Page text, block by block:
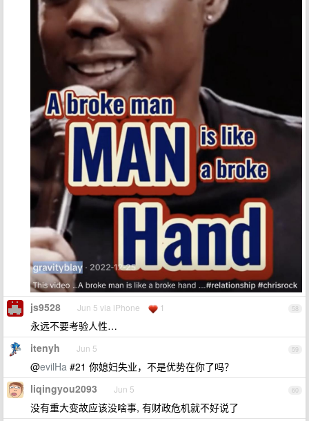
58
js9528 Jun 5 via iPhone 1
永远不要考验人性…
59
itenyh Jun 5
@evilHa #21 你媳妇失业，不是优势在你了吗？
60
liqingyou2093 Jun 5
没有重大变故应该没啥事, 有财政危机就不好说了